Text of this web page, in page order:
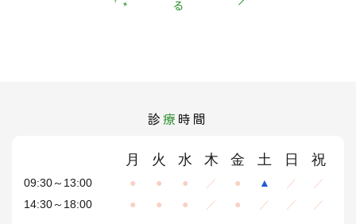
る
診 療 時間
月 火 水 木 金 土 日 祝
09:30～13:00 ● ● ● ／ ● ▲ ／
／
14:30～18:00
● ● ● ／ ● ／ ／ ／